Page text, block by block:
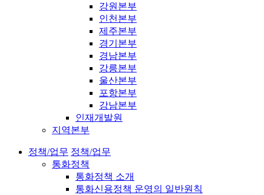
강원본부
인천본부
제주본부
경기본부
경남본부
강릉본부
울산본부
포항본부
강남본부
인재개발원
지역본부
정책/업무 정책/업무
통화정책
통화정책 소개
통화신용정책 운영의 일반원칙